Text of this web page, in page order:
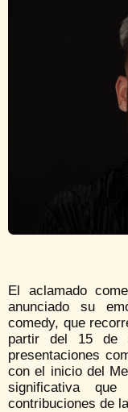
El aclamado
anunciado su
comedy, que
partir del 15 de
presentaciones
con el inicio del
significativa
contribuciones de